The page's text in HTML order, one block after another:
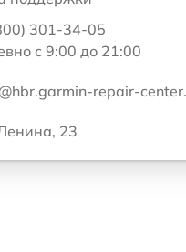
301-34-05
с 9:00 до 21:00
repair-
23